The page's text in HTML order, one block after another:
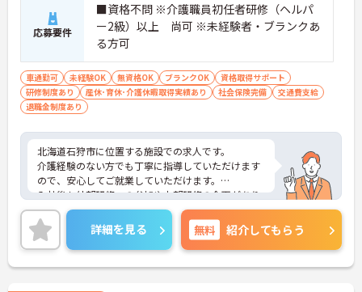
応募要件
■資格不問 ※介護職員初任者研修（ヘルパ
ー2級）以上 尚可 ※未経験者・ブランクあ
る方可
車通勤可 未経験OK 無資格OK ブランクOK
資格取得サポート
研修制度あり
産休･育休･介護休暇取得実績あり 社会保険完備
交通費支給
退職金制度あり
北海道石狩市に位置する施設での求人です。
介護経験のない方でも丁寧に指導していただけます
ので、安心してご就業していただけます。
入社後も外部研修への参加や内部研修の企画があり
ますので、スキルアップしていく事が出来ます。
ご興味のある方は、お気軽にお問い合わせくださ
い。
詳細を見る 無料 紹介してもらう